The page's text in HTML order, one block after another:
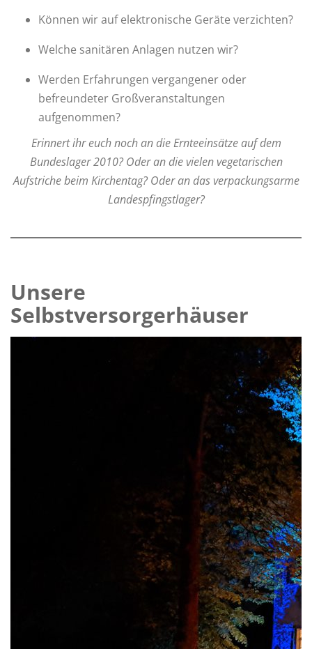
Können wir auf elektronische Geräte verzichten?
Welche sanitären Anlagen nutzen wir?
Werden Erfahrungen vergangener oder
befreundeter Großveranstaltungen
aufgenommen?
Erinnert ihr euch noch an die Ernteeinsätze auf dem
Bundeslager 2010? Oder an die vielen vegetarischen
Aufstriche beim Kirchentag? Oder an das verpackungsarme
Landespfingstlager?
Unsere
Selbstversorgerhäuser